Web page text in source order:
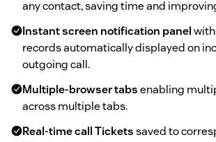
any contact, saving time and
Instant screen notification panelwith
records automatically displayed on
outgoing call.
Multiple-browser tabsenabling
across multiple tabs.
Real-time call Ticketssaved to